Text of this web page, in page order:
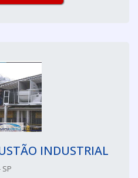
INDUSTRIAL
SP